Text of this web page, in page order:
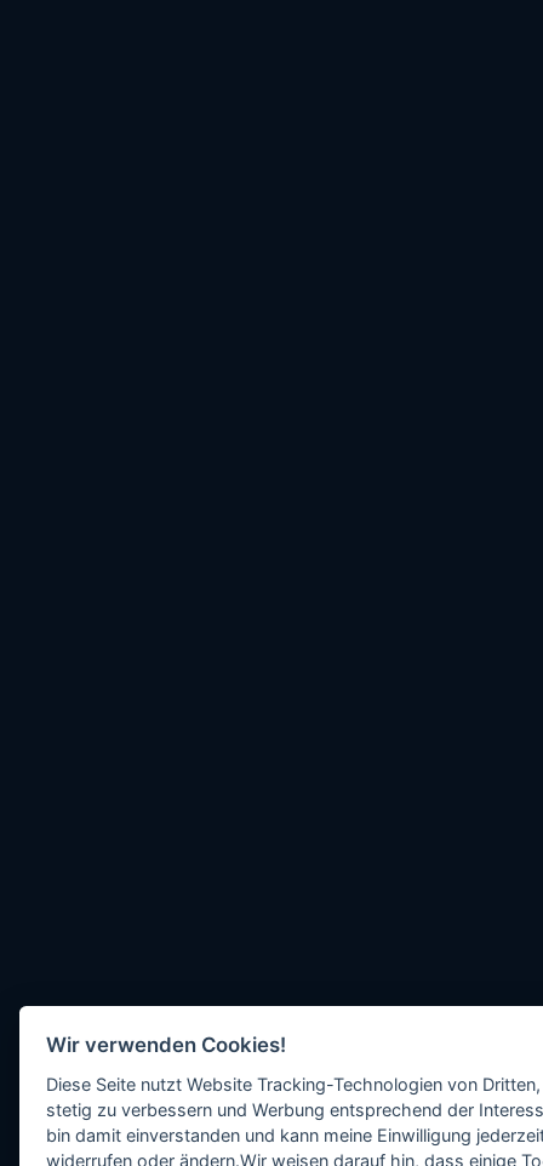
Wir verwenden Cookies!
Diese Seite nutzt Website Tracking-Technologien von
stetig zu verbessern und Werbung entsprechend der
bin damit einverstanden und kann meine Einwilligung
widerrufen oder ändern.Wir weisen darauf hin, dass einige